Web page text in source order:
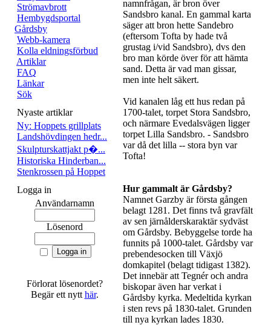
Strömavbrott
Hembygdsportal
Gårdsby
Webb-kamera
Kolla eldningsförbud
Artiklar
FAQ
Länkar
Sök
Nyaste artiklar
Ny: Hoppets grillplats
Landshövdingen hedr...
Skulpturskattjakt p�...
Historiska Hinderban...
Stenkrossen på Hoppet
Logga in
Användarnamn
Lösenord
Förlorat lösenordet?
Begär ett nytt här.
namnfrågan, är bron över
Sandsbro kanal. En gammal karta
säger att bron hette Sandebro
(eftersom Tofta by hade två
grustag i/vid Sandsbro), dvs den
bro man körde över för att hämta
sand. Detta är vad man gissar,
men inte helt säkert.
Vid kanalen låg ett hus redan på
1700-talet, torpet Stora Sandsbro,
och närmare Evedalsvägen ligger
torpet Lilla Sandsbro. - Sandsbro
var då det lilla -- stora byn var
Tofta!
Hur gammalt är Gårdsby?
Namnet Garzby är första gången
belagt 1281. Det finns två gravfält
av sen järnålderskaraktär sydväst
om Gårdsby. Bebyggelse torde ha
funnits på 1000-talet. Gårdsby var
prebendesocken till Växjö
domkapitel (belagt tidigast 1382).
Det innebär att Tegnér och andra
biskopar även har verkat i
Gårdsby kyrka. Medeltida kyrkan
i sten revs på 1830-talet. Grunden
till nya kyrkan lades 1830.